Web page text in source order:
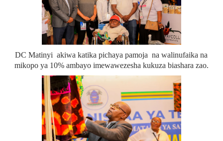
DC Matinyi akiwa katika pichaya pamoja na walinufaika na
mikopo ya 10% ambayo imewawezesha kukuza biashara zao.